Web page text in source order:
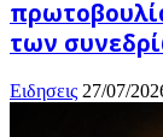
των
Ειδησεις 27/07/